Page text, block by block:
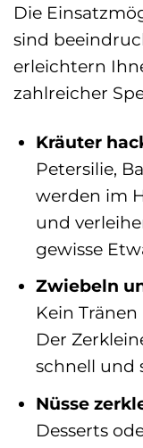
Die
sind
erleichtern
zahlreicher
Kräuter
Petersilie,
werden im
und
gewisse
Zwiebeln
Kein
Der
schnell und
Nüsse
Desserts